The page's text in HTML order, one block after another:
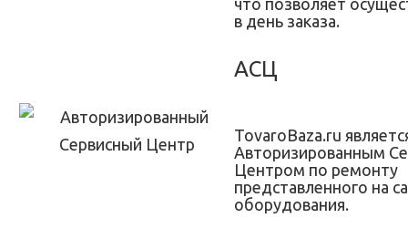
что позволяет
в день заказа.
АСЦ
TovaroBaza.ru
Авторизированным
Центром по ремонту
представленного на
оборудования.